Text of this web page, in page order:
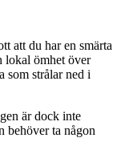
att du har en smärta
lokal ömhet över
som strålar ned i
är dock inte
behöver ta någon